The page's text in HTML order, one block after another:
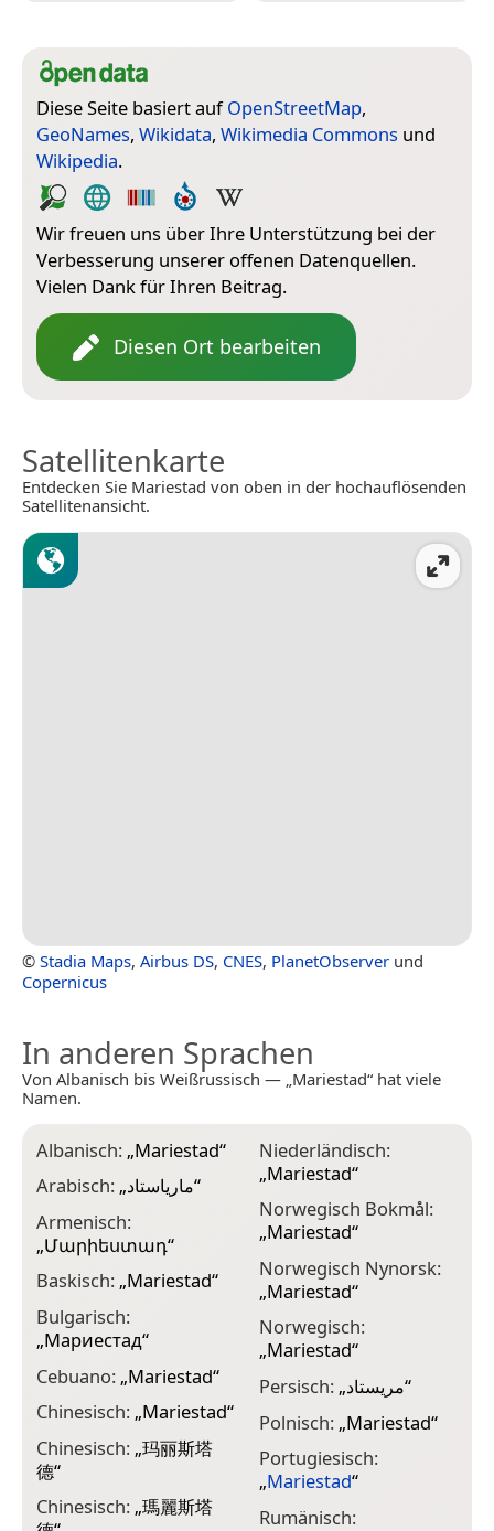
Diese Seite basiert aufOpenStreetMap,
GeoNames, Wikidata, Wikimedia Commons und
Wikipedia.
Wir freuen uns über Ihre Unterstützung bei der
Verbesserung unserer offenen Datenquellen.
Vielen Dank für Ihren Beitrag.
Diesen Ort bearbeiten
Satellitenkarte
Entdecken Sie Mariestad von oben in der hochauflösenden
Satellitenansicht.
© Stadia Maps, Airbus DS, CNES, PlanetObserver und
Copernicus
In anderen Sprachen
Von Albanisch bis Weißrussisch — „Mariestad“ hat viele
Namen.
Albanisch: „Mariestad“
Arabisch: „مارياستاد“
Armenisch:
„Մարիեստադ“
Baskisch: „Mariestad“
Bulgarisch:
„Мариестад“
Cebuano: „Mariestad“
Chinesisch: „Mariestad“
Chinesisch: „玛丽斯塔
德“
Chinesisch: „瑪麗斯塔
Niederländisch:
„Mariestad“
Norwegisch Bokmål:
„Mariestad“
Norwegisch Nynorsk:
„Mariestad“
Norwegisch:
„Mariestad“
Persisch: „مریستاد“
Polnisch: „Mariestad“
Portugiesisch:
„Mariestad“
Rumänisch: